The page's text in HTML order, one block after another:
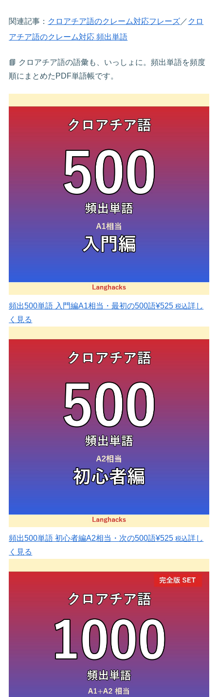
関連記事： クロアチア語のクレーム対応フレーズ ／ クロ
アチア語のクレーム対応 頻出単語
📘 クロアチア語の語彙も、いっしょに。頻出単語を頻度
順にまとめたPDF単語帳です。
頻出500単語 入門編A1相当・最初の500語¥525 税込詳し
く見る
頻出500単語 初心者編A2相当・次の500語¥525 税込詳し
く見る